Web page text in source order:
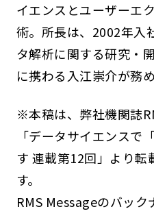
イエンスとユーザーエ
術。所長は、2002年入
タ解析に関する研究・
に携わる入江崇介が務め
※本稿は、弊社機関誌
「データサイエンスで
す 連載第12回」より転
す。
RMS Messageのバック